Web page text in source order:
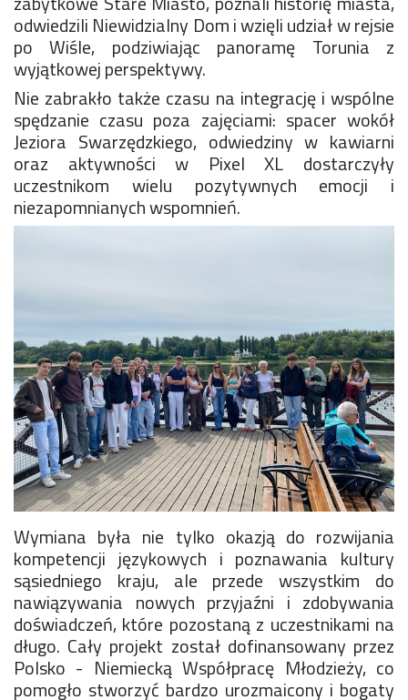
odwiedzili Niewidzialny Dom i wzięli udział w rejsie
po Wiśle, podziwiając panoramę Torunia z
wyjątkowej perspektywy.
Nie zabrakło także czasu na integrację i wspólne
spędzanie czasu poza zajęciami: spacer wokół
Jeziora Swarzędzkiego, odwiedziny w kawiarni
oraz aktywności w Pixel XL dostarczyły
uczestnikom wielu pozytywnych emocji i
niezapomnianych wspomnień.
Wymiana była nie tylko okazją do rozwijania
kompetencji językowych i poznawania kultury
sąsiedniego kraju, ale przede wszystkim do
nawiązywania nowych przyjaźni i zdobywania
doświadczeń, które pozostaną z uczestnikami na
długo. Cały projekt został dofinansowany przez
Polsko - Niemiecką Współpracę Młodzieży, co
pomogło stworzyć bardzo urozmaicony i bogaty